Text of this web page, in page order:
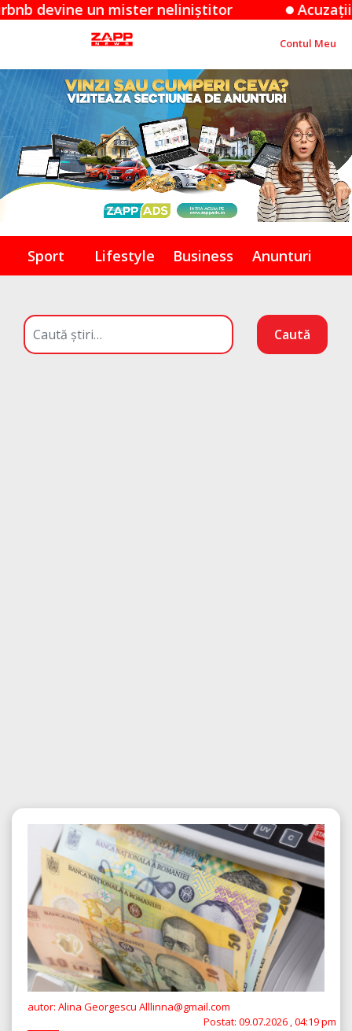
un mister neliniștitor Acuzațiile Apple
Contul Meu
Sport Lifestyle Business Anunturi
Caută
autor: Alina Georgescu Alllinna@gmail.com
Postat: 09.07.2026 , 04:19 pm